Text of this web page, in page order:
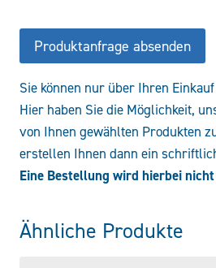
Produktanfrage absenden
Sie können nur über Ihren
Hier haben Sie die Möglichkeit,
von Ihnen gewählten Produkten
erstellen Ihnen dann ein
Eine Bestellung wird hierbei
Ähnliche Produkte